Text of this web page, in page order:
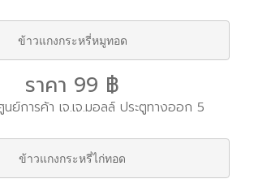
ข้าวแกงกระหรี่หมูทอด
ราคา 99 ฿
การค้า เจ.เจ.มอลล์ ประตูทางออก 5
ข้าวแกงกระหรี่ไก่ทอด